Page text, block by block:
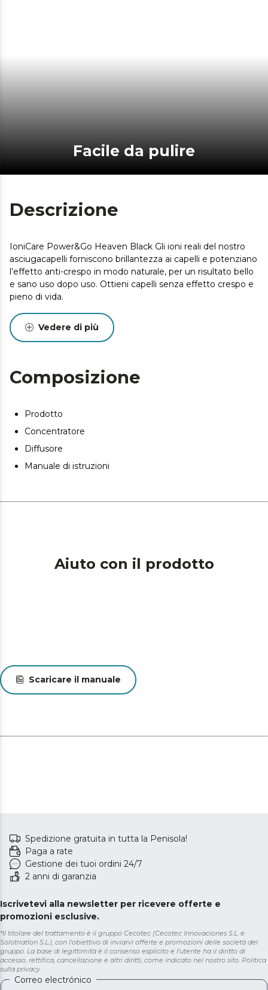
Facile da pulire
Descrizione
IoniCare Power&Go Heaven Black Gli ioni reali del nostro
asciugacapelli forniscono brillantezza ai capelli e potenziano
l’effetto anti-crespo in modo naturale, per un risultato bello
e sano uso dopo uso. Ottieni capelli senza effetto crespo e
pieno di vida.
Vedere di più
Composizione
Prodotto
Concentratore
Diffusore
Manuale di istruzioni
Aiuto con il prodotto
Scaricare il manuale
Spedizione gratuita in tutta la Penisola!
Paga a rate
Gestione dei tuoi ordini 24/7
2 anni di garanzia
Iscrivetevi alla newsletter per ricevere offerte e
promozioni esclusive.
*Il titolare del trattamento è il gruppo Cecotec (Cecotec Innovaciones S.L. e
Solotriatlon S.L.), con l'obiettivo di inviarvi offerte e promozioni delle società del
gruppo. La base di legittimità è il consenso esplicito e l'utente ha il diritto di
accesso, rettifica, cancellazione e altri diritti, come indicato nel nostro sito. Politica
sulla privacy
Correo electrónico